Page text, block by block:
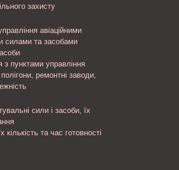
захисту
авіаційними
силами та засобами
пунктами управління
ремонтні заводи,
сили і засоби, їх
та час готовності